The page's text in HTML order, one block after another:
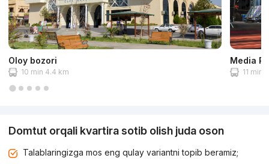
Oloy bozori
10 min 4.4 km
Media
11 min
Domtut orqali kvartira sotib olish juda oson
Talablaringizga mos eng qulay variantni topib beramiz;